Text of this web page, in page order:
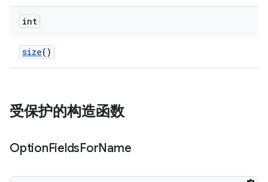
int
size()
受保护的构造函数
OptionFieldsForName